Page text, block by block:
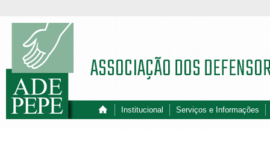
Institucional Serviços e Informações
ASSOCIAÇÃO DOS